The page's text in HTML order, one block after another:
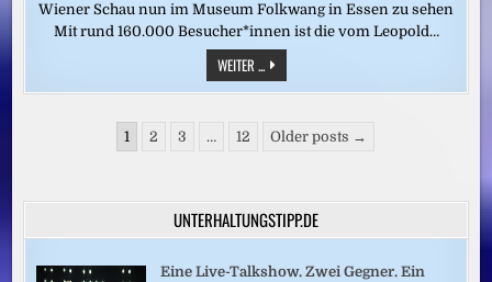
Wiener Schau nun im Museum Folkwang in Essen zu sehen
Mit rund 160.000 Besucher*innen ist die vom Leopold…
WEITER ...RUND
160.000
BESUCHER*INNEN:
IM
Seitennummerierung
Beiträge
1 2 3 … 12 Older posts →
UNTERHALTUNGSTIPP.DE
Eine Live-Talkshow. Zwei Gegner. Ein